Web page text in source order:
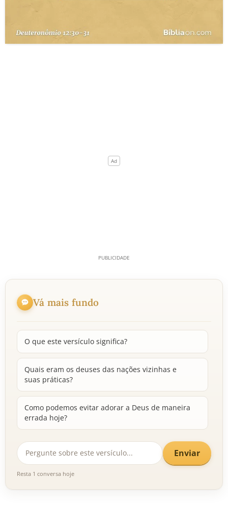
Vá mais fundo
O que este versículo significa?
Quais eram os deuses das nações vizinhas e
suas práticas?
Como podemos evitar adorar a Deus de maneira
errada hoje?
Enviar
Resta 1 conversa hoje